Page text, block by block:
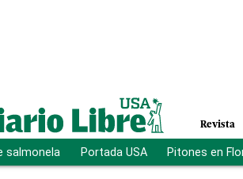
Revista
salmonela Portada USA Pitones en